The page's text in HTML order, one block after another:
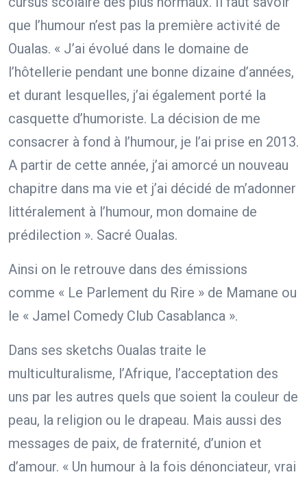
que l’humour n’est pas la première activité de
Oualas. « J’ai évolué dans le domaine de
l’hôtellerie pendant une bonne dizaine d’années,
et durant lesquelles, j’ai également porté la
casquette d’humoriste. La décision de me
consacrer à fond à l’humour, je l’ai prise en 2013.
A partir de cette année, j’ai amorcé un nouveau
chapitre dans ma vie et j’ai décidé de m’adonner
littéralement à l’humour, mon domaine de
prédilection ». Sacré Oualas.
Ainsi on le retrouve dans des émissions
comme « Le Parlement du Rire » de Mamane ou
le « Jamel Comedy Club Casablanca ».
Dans ses sketchs Oualas traite le
multiculturalisme, l’Afrique, l’acceptation des
uns par les autres quels que soient la couleur de
peau, la religion ou le drapeau. Mais aussi des
messages de paix, de fraternité, d’union et
d’amour. « Un humour à la fois dénonciateur, vrai